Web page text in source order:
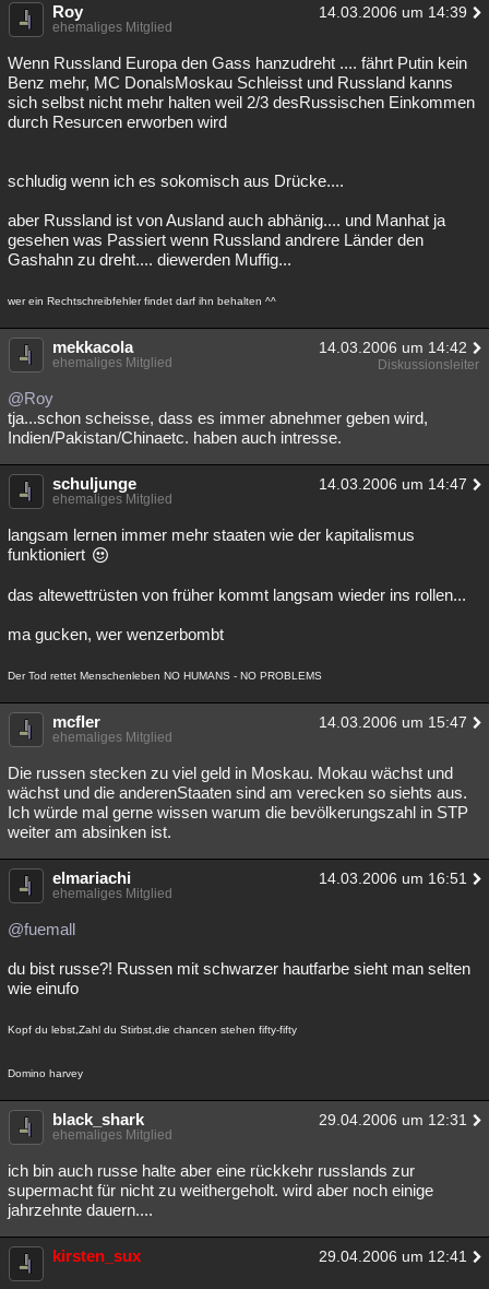
Roy 14.03.2006 um 14:39
ehemaliges Mitglied
Wenn Russland Europa den Gass hanzudreht .... fährt Putin kein
Benz mehr, MC DonalsMoskau Schleisst und Russland kanns
sich selbst nicht mehr halten weil 2/3 desRussischen Einkommen
durch Resurcen erworben wird
schludig wenn ich es sokomisch aus Drücke....
aber Russland ist von Ausland auch abhänig.... und Manhat ja
gesehen was Passiert wenn Russland andrere Länder den
Gashahn zu dreht.... diewerden Muffig...
wer ein Rechtschreibfehler findet darf ihn behalten ^^
mekkacola 14.03.2006 um 14:42
ehemaliges Mitglied Diskussionsleiter
@Roy
tja...schon scheisse, dass es immer abnehmer geben wird,
Indien/Pakistan/Chinaetc. haben auch intresse.
schuljunge 14.03.2006 um 14:47
ehemaliges Mitglied
langsam lernen immer mehr staaten wie der kapitalismus
funktioniert
das altewettrüsten von früher kommt langsam wieder ins rollen...
ma gucken, wer wenzerbombt
Der Tod rettet Menschenleben NO HUMANS - NO PROBLEMS
mcfler 14.03.2006 um 15:47
ehemaliges Mitglied
Die russen stecken zu viel geld in Moskau. Mokau wächst und
wächst und die anderenStaaten sind am verecken so siehts aus.
Ich würde mal gerne wissen warum die bevölkerungszahl in STP
weiter am absinken ist.
elmariachi 14.03.2006 um 16:51
ehemaliges Mitglied
@fuemall
du bist russe?! Russen mit schwarzer hautfarbe sieht man selten
wie einufo
Kopf du lebst,Zahl du Stirbst,die chancen stehen fifty-fifty
Domino harvey
black_shark 29.04.2006 um 12:31
ehemaliges Mitglied
ich bin auch russe halte aber eine rückkehr russlands zur
supermacht für nicht zu weithergeholt. wird aber noch einige
jahrzehnte dauern....
kirsten_sux 29.04.2006 um 12:41